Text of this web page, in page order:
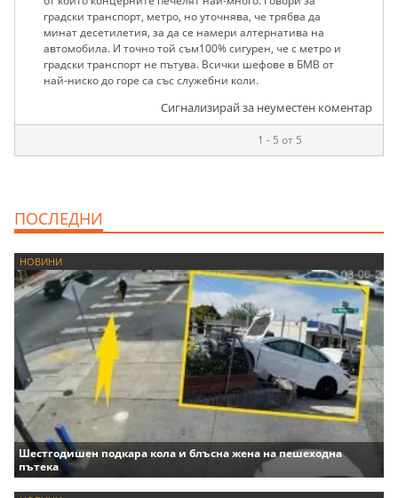
градски транспорт, метро, но уточнява, че трябва да
минат десетилетия, за да се намери алтернатива на
автомобила. И точно той съм100% сигурен, че с метро и
градски транспорт не пътува. Всички шефове в БМВ от
най-ниско до горе са със служебни коли.
Сигнализирай за неуместен коментар
1 - 5 от 5
ПОСЛЕДНИ
НОВИНИ
Шестгодишен подкара кола и блъсна жена на пешеходна
пътека